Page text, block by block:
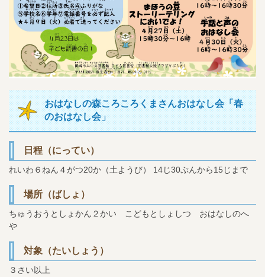
おはなしの森ころころくまさんおはなし会「春
のおはなし会」
日程（にってい）
れいわ６ねん４がつ20か（土ようび） 14じ30ぷんから15じまで
場所（ばしょ）
ちゅうおうとしょかん２かい こどもとしょしつ おはなしのへ
や
対象（たいしょう）
３さい以上